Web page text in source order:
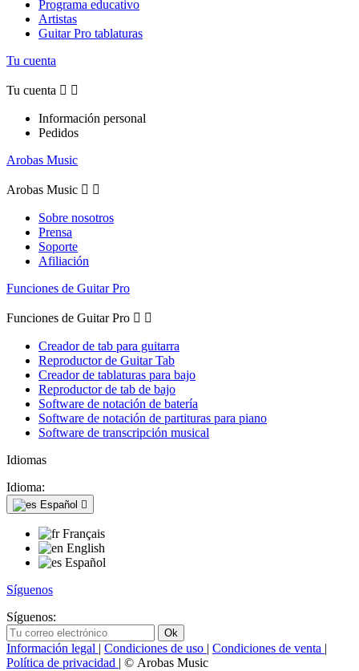
Programa educativo
Artistas
Guitar Pro tablaturas
Tu cuenta
Tu cuenta  
Información personal
Pedidos
Arobas Music
Arobas Music  
Sobre nosotros
Prensa
Soporte
Afiliación
Funciones de Guitar Pro
Funciones de Guitar Pro  
Creador de tab para guitarra
Reproductor de Guitar Tab
Creador de tablaturas para bajo
Reproductor de tab de bajo
Software de notación de batería
Software de notación de partituras para piano
Software de transcripción musical
Idiomas
Idioma:
Español 
Français
English
Español
Síguenos
Síguenos:
Información legal | Condiciones de uso | Condiciones de venta |
Política de privacidad | © Arobas Music